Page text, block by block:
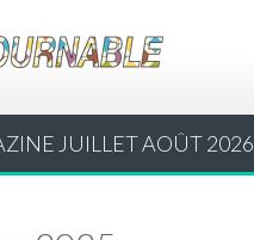
JUILLET AOÛT 2026